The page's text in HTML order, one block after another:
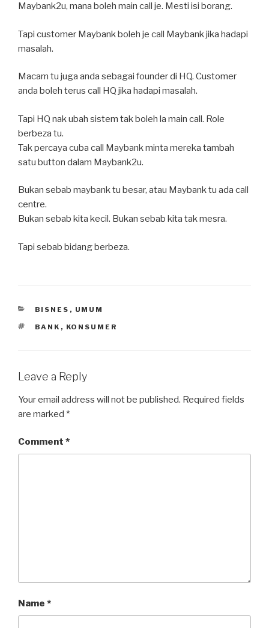
Maybank2u, mana boleh main call je. Mesti isi borang.
Tapi customer Maybank boleh je call Maybank jika hadapi
masalah.
Macam tu juga anda sebagai founder di HQ. Customer
anda boleh terus call HQ jika hadapi masalah.
Tapi HQ nak ubah sistem tak boleh la main call. Role
berbeza tu.
Tak percaya cuba call Maybank minta mereka tambah
satu button dalam Maybank2u.
Bukan sebab maybank tu besar, atau Maybank tu ada call
centre.
Bukan sebab kita kecil. Bukan sebab kita tak mesra.
Tapi sebab bidang berbeza.
CATEGORIES
BISNES , UMUM
TAGS
BANK , KONSUMER
Leave a Reply
Your email address will not be published. Required fields
are marked *
Comment *
Name *